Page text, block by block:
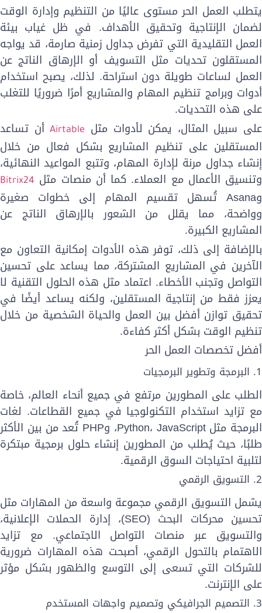
يتطلب العمل الحر مستوى عاليًا من التنظيم وإدارة الوقت
لضمان الإنتاجية وتحقيق الأهداف. في ظل غياب بيئة
العمل التقليدية التي تفرض جداول زمنية صارمة، قد يواجه
المستقلون تحديات مثل التسويف أو الإرهاق الناتج عن
العمل لساعات طويلة دون استراحة. لذلك، يصبح استخدام
أدوات وبرامج تنظيم المهام والمشاريع أمرًا ضروريًا للتغلب
على هذه التحديات.
على سبيل المثال، يمكن لأدوات مثل
Airtableأن تساعد
المستقلين على تنظيم المشاريع بشكل فعال من خلال
إنشاء جداول مرنة لإدارة المهام، وتتبع المواعيد النهائية،
وتنسيق الأعمال مع العملاء. كما أن منصات مثل Bitrix24
وAsanaتُسهل تقسيم المهام إلى خطوات صغيرة
وواضحة، مما يقلل من الشعور بالإرهاق الناتج عن
المشاريع الكبيرة.
بالإضافة إلى ذلك، توفر هذه الأدوات إمكانية التعاون مع
الآخرين في المشاريع المشتركة، مما يساعد على تحسين
التواصل وتجنب الأخطاء. اعتماد مثل هذه الحلول التقنية لا
يعزز فقط من إنتاجية المستقلين، ولكنه يساعد أيضًا في
تحقيق توازن أفضل بين العمل والحياة الشخصية من خلال
تنظيم الوقت بشكل أكثر كفاءة.
أفضل تخصصات العمل الحر
1. البرمجة وتطوير البرمجيات
الطلب على المطورين مرتفع في جميع أنحاء العالم، خاصة
مع تزايد استخدام التكنولوجيا في جميع القطاعات. لغات
البرمجة مثل Python، JavaScript، وPHP تُعد من بين الأكثر
طلبًا، حيث يُطلب من المطورين إنشاء حلول برمجية مبتكرة
لتلبية احتياجات السوق الرقمية.
2. التسويق الرقمي
يشمل التسويق الرقمي مجموعة واسعة من المهارات مثل
تحسين محركات البحث (SEO)، إدارة الحملات الإعلانية،
والتسويق عبر منصات التواصل الاجتماعي. مع تزايد
الاهتمام بالتحول الرقمي، أصبحت هذه المهارات ضرورية
للشركات التي تسعى إلى التوسع والظهور بشكل مؤثر
على الإنترنت.
3. التصميم الجرافيكي وتصميم واجهات المستخدم